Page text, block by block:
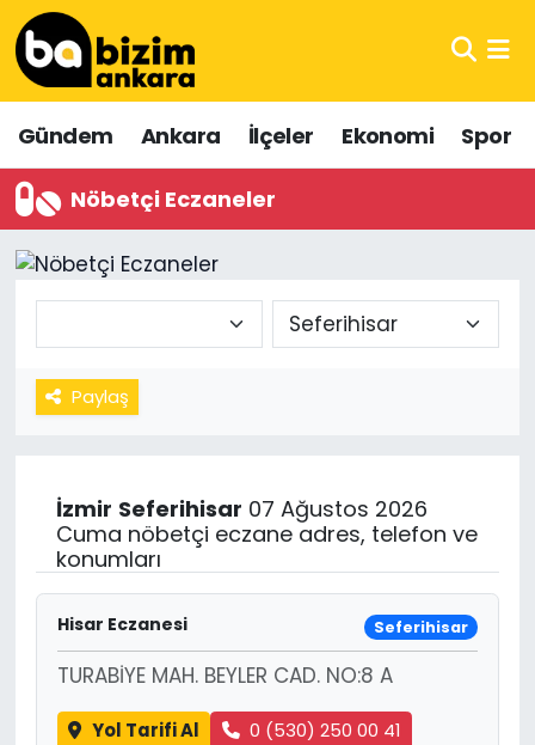
Gündem Ankara İlçeler Ekonomi Spor
Nöbetçi Eczaneler
Paylaş
İzmir Seferihisar 07 Ağustos 2026
Cuma nöbetçi eczane adres, telefon ve
konumları
Hisar Eczanesi Seferihisar
TURABİYE MAH. BEYLER CAD. NO:8 A
Yol Tarifi Al 0 (530) 250 00 41
Hava Durumu
Trafik Durumu
Süper Lig Puan Durumu ve Fikstür
Tüm Manşetler
Son Dakika Haberleri
Haber Arşivi